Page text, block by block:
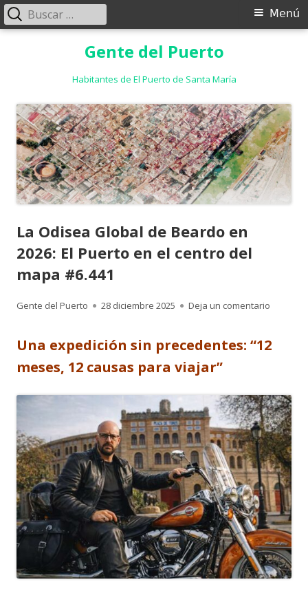
Gente del Puerto
Habitantes de El Puerto de Santa María
Menú
Menú
Buscar:
La Odisea Global de Beardo en
2026: El Puerto en el centro del
mapa #6.441
Autor
Gente del Puerto
Publicado
28 diciembre 2025 Deja un comentario
Una expedición sin precedentes: “12
meses, 12 causas para viajar”